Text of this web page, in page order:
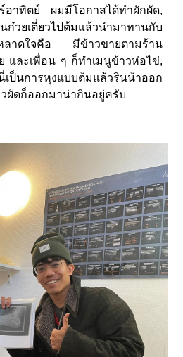
อาทิตย์ ผมมีโอกาสได้ทำผักผัด,
วยเตี๋ยวไปต้มแล้วนำมาทานกับ
าดใจคือ มีข้าวขายตามร้าน
และเพื่อน ๆ ก็ทำเมนูข้าวห่อไข่,
ป็นการหุงแบบต้มแล้วรินน้าออก
ผัดก็ออกมาน่ากินอยู่ครับ